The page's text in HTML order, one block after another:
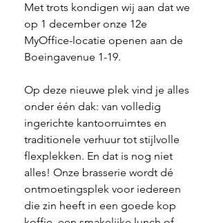
Met trots kondigen wij aan dat we
op 1 december onze 12e
MyOffice-locatie openen aan de
Boeingavenue 1-19.
Op deze nieuwe plek vind je alles
onder één dak: van volledig
ingerichte kantoorruimtes en
traditionele verhuur tot stijlvolle
flexplekken. En dat is nog niet
alles! Onze brasserie wordt dé
ontmoetingsplek voor iedereen
die zin heeft in een goede kop